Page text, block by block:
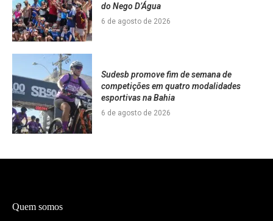
do Nego D’Água
6 de agosto de 2026
Sudesb promove fim de semana de
competições em quatro modalidades
esportivas na Bahia
6 de agosto de 2026
Quem somos